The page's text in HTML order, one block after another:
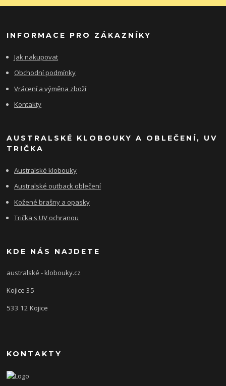
INFORMACE PRO ZÁKAZNÍKY
Jak nakupovat
Obchodní podmínky
Vrácení a výměna zboží
Kontakty
AUSTRALSKÉ KLOBOUKY A OBLEČENÍ, UV
TRIČKA
Australské klobouky
Australské outback oblečení
Kožené brašny a opasky
Trička s UV ochranou
KDE NÁS NAJDETE
australské - klobouky.cz
Kojice 35
533 12 Kojice
KONTAKTY